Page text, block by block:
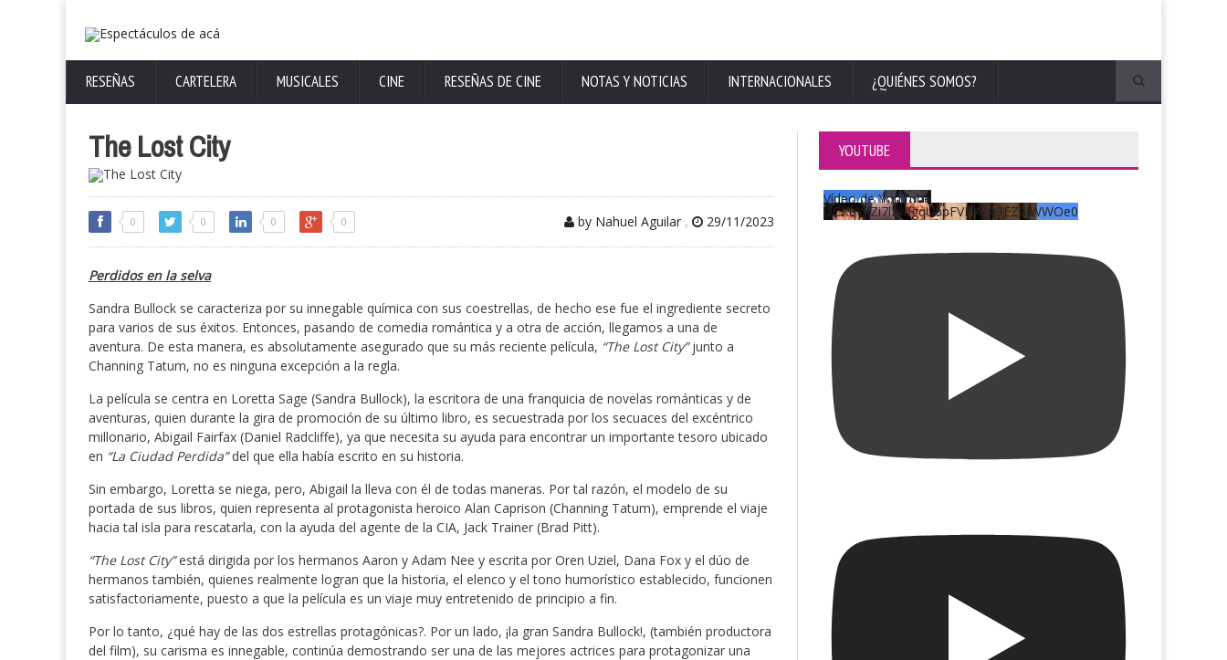
RESEÑAS CARTELERA MUSICALES CINE RESEÑAS DE CINE NOTAS Y NOTICIAS INTERNACIONALES ¿QUIÉNES SOMOS?
The Lost City
0 0 0 0 by Nahuel Aguilar , 29/11/2023
Perdidos en la selva
Sandra Bullock se caracteriza por su innegable química con sus coestrellas, de hecho ese fue el ingrediente secreto
para varios de sus éxitos. Entonces, pasando de comedia romántica y a otra de acción, llegamos a una de
aventura. De esta manera, es absolutamente asegurado que su más reciente película, “The Lost City”junto a
Channing Tatum, no es ninguna excepción a la regla.
La película se centra en Loretta Sage (Sandra Bullock), la escritora de una franquicia de novelas románticas y de
aventuras, quien durante la gira de promoción de su último libro, es secuestrada por los secuaces del excéntrico
millonario, Abigail Fairfax (Daniel Radcliffe), ya que necesita su ayuda para encontrar un importante tesoro ubicado
en “La Ciudad Perdida”del que ella había escrito en su historia.
Sin embargo, Loretta se niega, pero, Abigail la lleva con él de todas maneras. Por tal razón, el modelo de su
portada de sus libros, quien representa al protagonista heroico Alan Caprison (Channing Tatum), emprende el viaje
hacia tal isla para rescatarla, con la ayuda del agente de la CIA, Jack Trainer (Brad Pitt).
“The Lost City”está dirigida por los hermanos Aaron y Adam Nee y escrita por Oren Uziel, Dana Fox y el dúo de
hermanos también, quienes realmente logran que la historia, el elenco y el tono humorístico establecido, funcionen
satisfactoriamente, puesto a que la película es un viaje muy entretenido de principio a fin.
Por lo tanto, ¿qué hay de las dos estrellas protagónicas?. Por un lado, ¡la gran Sandra Bullock!, (también productora
del film), su carisma es innegable, continúa demostrando ser una de las mejores actrices para protagonizar una
YOUTUBE
Vídeo de YouTube
UCKqYjiZi7lzy6gqU6pFVFiA_A3EZ9JWWOe0